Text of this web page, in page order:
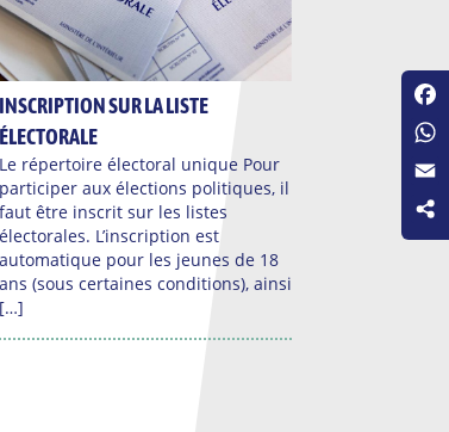
INSCRIPTION SUR LA LISTE
ÉLECTORALE
Le répertoire électoral unique Pour
participer aux élections politiques, il
faut être inscrit sur les listes
électorales. L’inscription est
automatique pour les jeunes de 18
ans (sous certaines conditions), ainsi
[…]